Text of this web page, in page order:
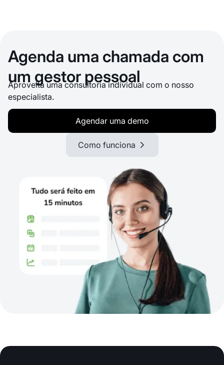
Agenda uma chamada com
um gestor pessoal
Aproveita uma consultoria individual com o nosso
especialista.
Agendar uma demo
Como funciona